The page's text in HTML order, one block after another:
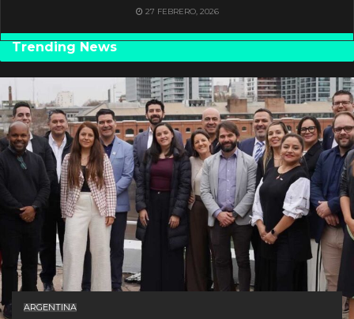
27 FEBRERO, 2026
Trending News
ARGENTINA